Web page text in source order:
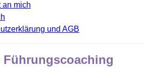
an mich
und AGB
Führungscoaching